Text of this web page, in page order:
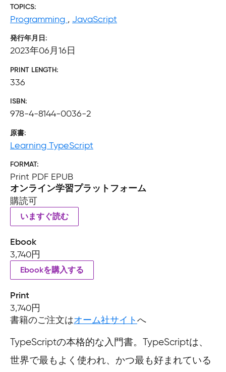
TOPICS
Programming , JavaScript
発行年月日
2023年06月16日
PRINT LENGTH
336
ISBN
978-4-8144-0036-2
原書
Learning TypeScript
FORMAT
Print PDF EPUB
オンライン学習プラットフォーム
購読可
いますぐ読む
Ebook
3,740円
Ebookを購入する
Print
3,740円
書籍のご注文はオーム社サイトへ
TypeScriptの本格的な入門書。TypeScriptは、
世界で最もよく使われ、かつ最も好まれている